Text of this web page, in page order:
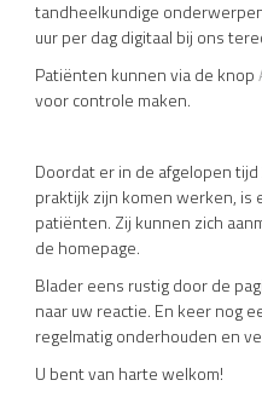
tandheelkundige
uur per dag digitaal bij ons
Patiënten kunnen via de knop
voor controle maken.
Doordat er in de afgelopen
praktijk zijn komen werken,
patiënten. Zij kunnen zich
de homepage.
Blader eens rustig door de
naar uw reactie. En keer nog
regelmatig onderhouden en
U bent van harte welkom!